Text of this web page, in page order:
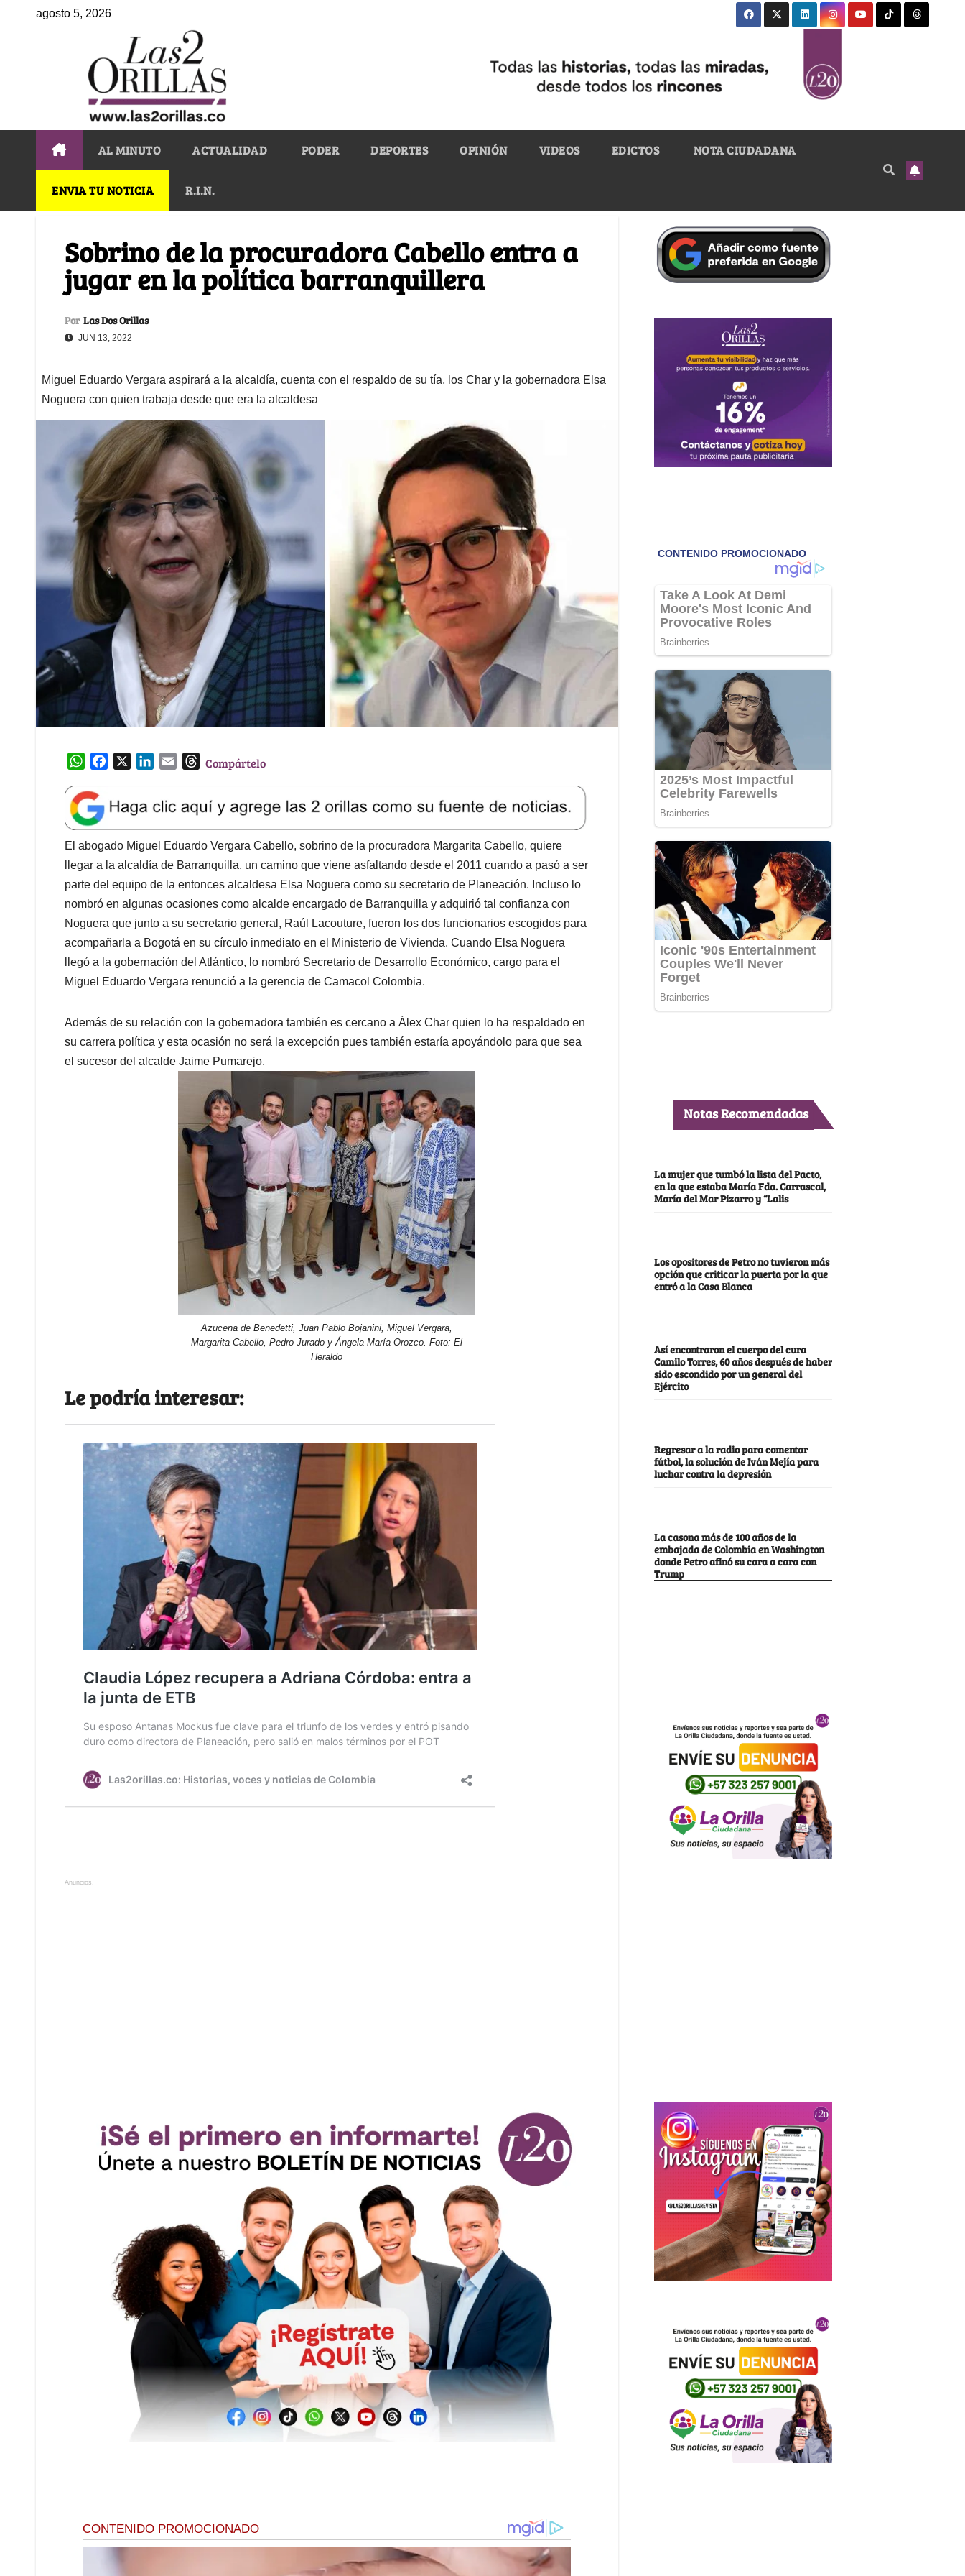
agosto 5, 2026
AL MINUTO ACTUALIDAD PODER DEPORTES OPINIÓN VIDEOS EDICTOS NOTA CIUDADANA
ENVIA TU NOTICIA R.I.N.
Sobrino de la procuradora Cabello entra a
jugar en la política barranquillera
Por Las Dos Orillas
JUN 13, 2022
Miguel Eduardo Vergara aspirará a la alcaldía, cuenta con el respaldo de su tía, los Char y la gobernadora Elsa
Noguera con quien trabaja desde que era la alcaldesa
W
a
t
s
A
p
p
e
b
o
o
k
k
e
d
I
n
l
T
e
a
d
s
Compártelo
El abogado Miguel Eduardo Vergara Cabello, sobrino de la procuradora Margarita Cabello, quiere
llegar a la alcaldía de Barranquilla, un camino que viene asfaltando desde el 2011 cuando a pasó a ser
parte del equipo de la entonces alcaldesa Elsa Noguera como su secretario de Planeación. Incluso lo
nombró en algunas ocasiones como alcalde encargado de Barranquilla y adquirió tal confianza con
Noguera que junto a su secretario general, Raúl Lacouture, fueron los dos funcionarios escogidos para
acompañarla a Bogotá en su círculo inmediato en el Ministerio de Vivienda. Cuando Elsa Noguera
llegó a la gobernación del Atlántico, lo nombró Secretario de Desarrollo Económico, cargo para el
Miguel Eduardo Vergara renunció a la gerencia de Camacol Colombia.
Además de su relación con la gobernadora también es cercano a Álex Char quien lo ha respaldado en
su carrera política y esta ocasión no será la excepción pues también estaría apoyándolo para que sea
el sucesor del alcalde Jaime Pumarejo.
Azucena de Benedetti, Juan Pablo Bojanini, Miguel Vergara,
Margarita Cabello, Pedro Jurado y Ángela María Orozco. Foto: El
Heraldo
Le podría interesar:
Anuncios.
Notas Recomendadas
La mujer que tumbó la lista del Pacto,
en la que estaba María Fda. Carrascal,
María del Mar Pizarro y “Lalis
Los opositores de Petro no tuvieron más
opción que criticar la puerta por la que
entró a la Casa Blanca
Así encontraron el cuerpo del cura
Camilo Torres, 60 años después de haber
sido escondido por un general del
Ejército
Regresar a la radio para comentar
fútbol, la solución de Iván Mejía para
luchar contra la depresión
La casona más de 100 años de la
embajada de Colombia en Washington
donde Petro afinó su cara a cara con
Trump